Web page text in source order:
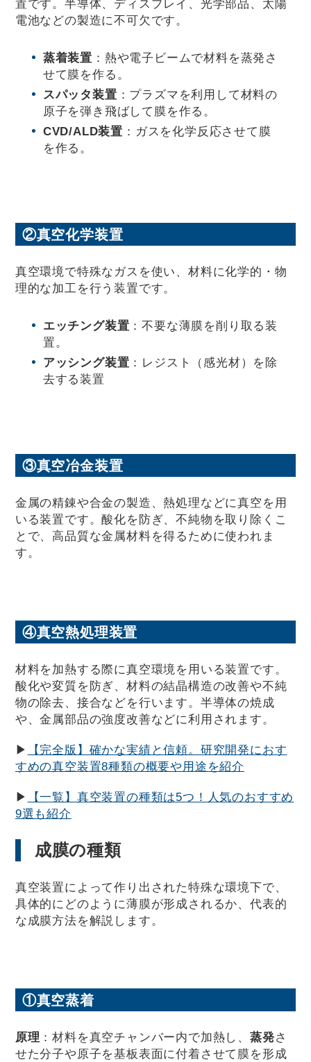
置です。半導体、ディスプレイ、光学部品、太陽
電池などの製造に不可欠です。
蒸着装置 ：熱や電子ビームで材料を蒸発さ
せて膜を作る。
スパッタ装置 ：プラズマを利用して材料の
原子を弾き飛ばして膜を作る。
CVD/ALD装置 ：ガスを化学反応させて膜
を作る。
②真空化学装置
真空環境で特殊なガスを使い、材料に化学的・物
理的な加工を行う装置です。
エッチング装置 ：不要な薄膜を削り取る装
置。
アッシング装置 ：レジスト（感光材）を除
去する装置
③真空冶金装置
金属の精錬や合金の製造、熱処理などに真空を用
いる装置です。酸化を防ぎ、不純物を取り除くこ
とで、高品質な金属材料を得るために使われま
す。
④真空熱処理装置
材料を加熱する際に真空環境を用いる装置です。
酸化や変質を防ぎ、材料の結晶構造の改善や不純
物の除去、接合などを行います。半導体の焼成
や、金属部品の強度改善などに利用されます。
▶
【完全版】確かな実績と信頼。研究開発におす
すめの真空装置8種類の概要や用途を紹介
▶
【一覧】真空装置の種類は5つ！人気のおすすめ
9選も紹介
成膜の種類
真空装置によって作り出された特殊な環境下で、
具体的にどのように薄膜が形成されるか、代表的
な成膜方法を解説します。
①真空蒸着
原理 ：材料を真空チャンバー内で加熱し、蒸発さ
せた分子や原子を基板表面に付着させて膜を形成